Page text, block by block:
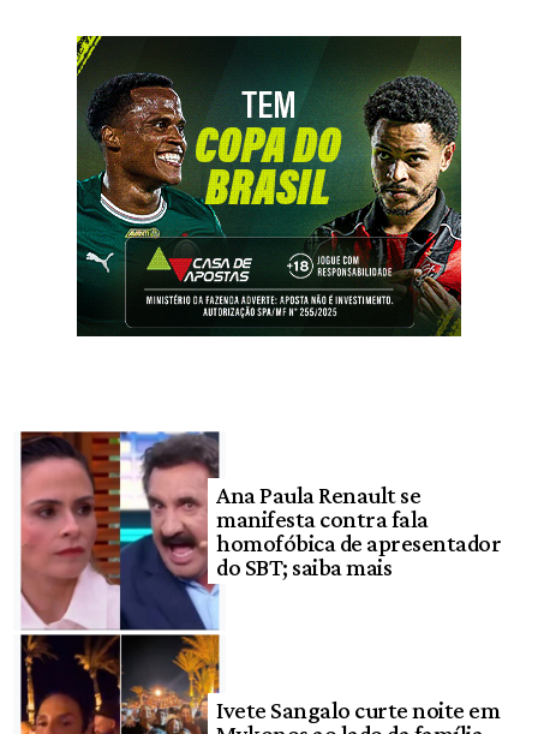
Ana Paula Renault se
manifesta contra fala
homofóbica de apresentador
do SBT; saiba mais
Ivete Sangalo curte noite em